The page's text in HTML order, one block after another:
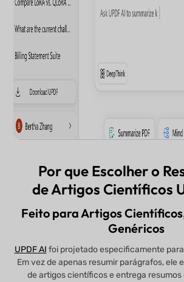
Por que Escolher o
de Artigos Científicos
Feito para Artigos
Genéricos
UPDF AI foi projetado especificamente
Em vez de apenas resumir parágrafos, ele
de artigos científicos e entrega resumos